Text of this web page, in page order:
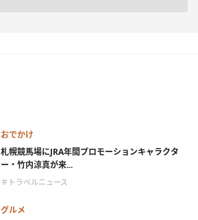
おでかけ
札幌競馬場にJRA年間プロモーションキャラクタ
ー・竹内涼真が来...
＃トラベルニュース
グルメ